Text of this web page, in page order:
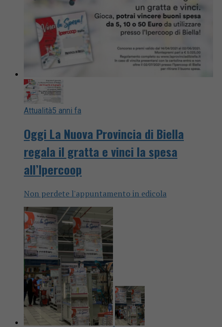
Attualità5 anni fa
Oggi La Nuova Provincia di Biella
regala il gratta e vinci la spesa
all’Ipercoop
Non perdete l'appuntamento in edicola